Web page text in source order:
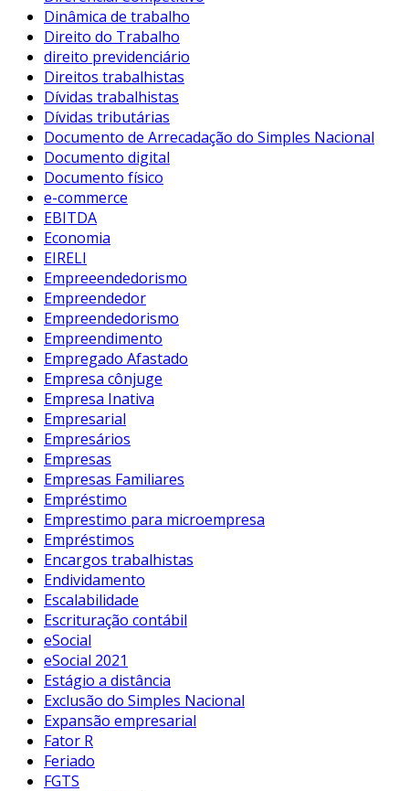
Dinâmica de trabalho
Direito do Trabalho
direito previdenciário
Direitos trabalhistas
Dívidas trabalhistas
Dívidas tributárias
Documento de Arrecadação do Simples Nacional
Documento digital
Documento físico
e-commerce
EBITDA
Economia
EIRELI
Empreeendedorismo
Empreendedor
Empreendedorismo
Empreendimento
Empregado Afastado
Empresa cônjuge
Empresa Inativa
Empresarial
Empresários
Empresas
Empresas Familiares
Empréstimo
Emprestimo para microempresa
Empréstimos
Encargos trabalhistas
Endividamento
Escalabilidade
Escrituração contábil
eSocial
eSocial 2021
Estágio a distância
Exclusão do Simples Nacional
Expansão empresarial
Fator R
Feriado
FGTS